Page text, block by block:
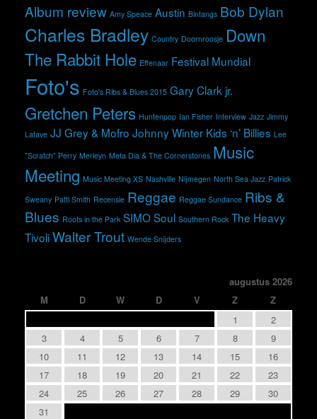
Album review Amy Speace Austin Bintangs Bob Dylan
Charles Bradley Country Doornroosje Down
The Rabbit Hole Effenaar Festival Mundial
Foto's Foto's Ribs & Blues 2015 Gary Clark jr.
Gretchen Peters Huntenpop Ian Fisher Interview Jazz Jimmy
Lafave JJ Grey & Mofro Johnny Winter Kids ‘n’ Billies Lee
"Scratch" Perry Merleyn Meta Dia & The Cornerstones Music
Meeting Music Meeting XS Nashville Nijmegen North Sea Jazz Patrick
Sweany Patti Smith Recensie Reggae Reggae Sundance Ribs &
Blues Roots in the Park SIMOSoul Southern Rock The Heavy
TivoliWalter Trout Wende Snijders
augustus 2026
M
D W D V Z
Z
1
2
3
4 5 6 7 8
9
10
11 12 13 14 15
16
17
18 19 20 21 22
23
24
25 26 27 28 29
30
31